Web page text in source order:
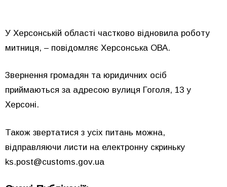
У Херсонській області частково відновила роботу
митниця, – повідомляє Херсонська ОВА.
Звернення громадян та юридичних осіб
приймаються за адресою вулиця Гоголя, 13 у
Херсоні.
Також звертатися з усіх питань можна,
відправляючи листи на електронну скриньку
ks.post@customs.gov.ua